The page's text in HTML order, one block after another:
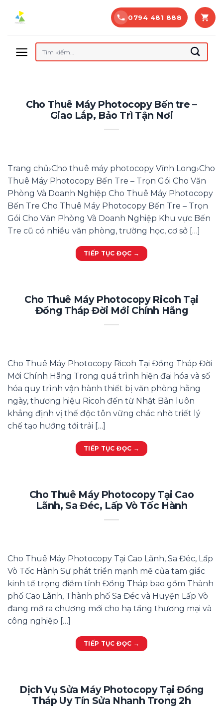
0794 481 888
Tìm
kiếm:
Cho Thuê Máy Photocopy Bến tre –
Giao Lắp, Bảo Trì Tận Nơi
Trang chủ›Cho thuê máy photocopy Vĩnh Long›Cho
Thuê Máy Photocopy Bến Tre – Trọn Gói Cho Văn
Phòng Và Doanh Nghiệp Cho Thuê Máy Photocopy
Bến Tre Cho Thuê Máy Photocopy Bến Tre – Trọn
Gói Cho Văn Phòng Và Doanh Nghiệp Khu vực Bến
Tre cũ có nhiều văn phòng, trường học, cơ sở […]
TIẾP TỤC ĐỌC →
Cho Thuê Máy Photocopy Ricoh Tại
Đồng Tháp Đời Mới Chính Hãng
Cho Thuê Máy Photocopy Ricoh Tại Đồng Tháp Đời
Mới Chính Hãng Trong quá trình hiện đại hóa và số
hóa quy trình vận hành thiết bị văn phòng hằng
ngày, thương hiệu Ricoh đến từ Nhật Bản luôn
khẳng định vị thế độc tôn vững chắc nhờ triết lý
chế tạo hướng tới trải […]
TIẾP TỤC ĐỌC →
Cho Thuê Máy Photocopy Tại Cao
Lãnh, Sa Đéc, Lấp Vò Tốc Hành
Cho Thuê Máy Photocopy Tại Cao Lãnh, Sa Đéc, Lấp
Vò Tốc Hành Sự phát triển mạnh mẽ của tam giác
kinh tế trọng điểm tỉnh Đồng Tháp bao gồm Thành
phố Cao Lãnh, Thành phố Sa Đéc và Huyện Lấp Vò
đang mở ra chương mới cho hạ tầng thương mại và
công nghiệp […]
TIẾP TỤC ĐỌC →
Dịch Vụ Sửa Máy Photocopy Tại Đồng
Tháp Uy Tín Sửa Nhanh Trong 2h